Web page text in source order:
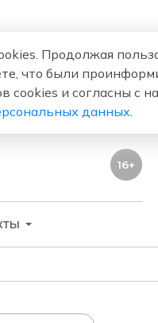
16+
Продолжая
что были
cookies и согласны с
данных.